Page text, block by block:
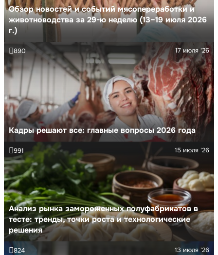
Обзор новостей и событий мясопереработки и
животноводства за 29-ю неделю (13–19 июля 2026
г.)
Кадры решают все: главные вопросы 2026 года
17 июля '26
890
Анализ рынка замороженных полуфабрикатов в
тесте: тренды, точки роста и технологические
решения
15 июля '26
991
13 июля '26
824